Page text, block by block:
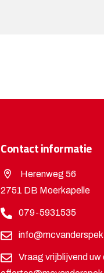
Contact informatie
Herenweg 56
2751 DB Moerkapelle
079-5931535
Vraag vrijblijvend